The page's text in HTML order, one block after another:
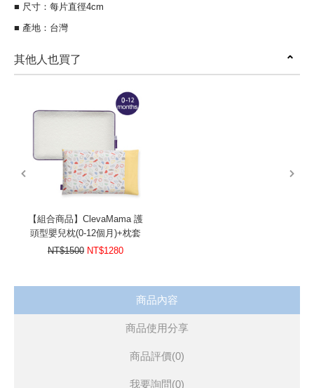
■ 尺寸：每片直徑4cm
■ 產地：台灣
其他人也買了
【組合商品】ClevaMama 護
頭型嬰兒枕(0-12個月)+枕套
NT$1500 NT$1280
商品內容
商品使用分享
商品評價(0)
我要詢問(0)